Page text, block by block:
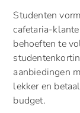
Studenten
cafetaria-
behoeften te
aanbiedingen
lekker en
budget.